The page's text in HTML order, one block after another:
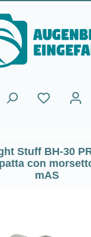
Stuff BH-30
con
mAS